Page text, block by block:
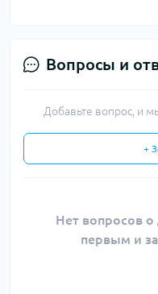
Вопросы и
Добавьте вопрос, и
+
Нет вопросов о
первым и